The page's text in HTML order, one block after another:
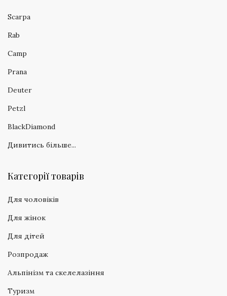
Scarpa
Rab
Camp
Prana
Deuter
Petzl
BlackDiamond
Дивитись більше...
Категорії товарів
Для чоловіків
Для жінок
Для дітей
Розпродаж
Альпінізм та скелелазіння
Туризм